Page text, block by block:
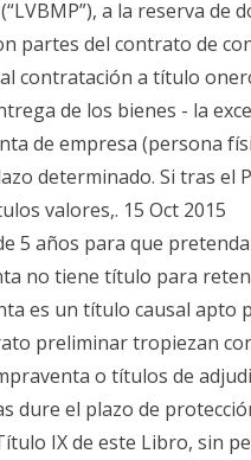
a la reserva de
partes del contrato de
contratación a título
de los bienes - la
de empresa (persona
determinado. Si tras el
valores,. 15 Oct 2015
5 años para que
no tiene título para
es un título causal apto
preliminar tropiezan
o títulos de
dure el plazo de
IX de este Libro, sin